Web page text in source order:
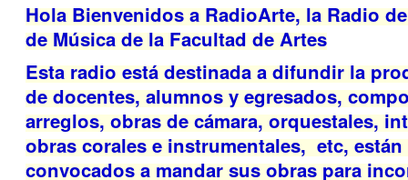
Hola Bienvenidos a RadioArte, la Radio
de Música de la Facultad de Artes
Esta radio está destinada a difundir la
de docentes, alumnos y egresados,
arreglos, obras de cámara, orquestales,
obras corales e instrumentales, etc,
convocados a mandar sus obras para